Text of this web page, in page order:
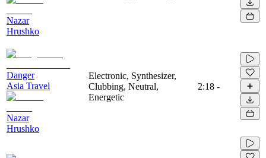
Nazar
Hrushko
Danger
Asia Travel
Nazar
Hrushko
Electronic, Synthesizer,
Clubbing, Neutral,
Energetic
2:18 -